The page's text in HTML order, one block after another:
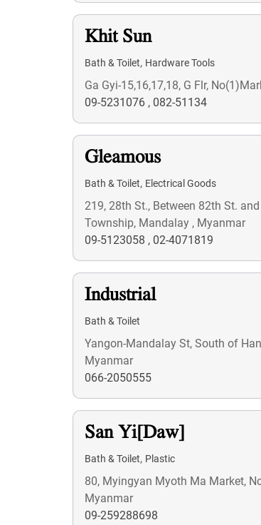
Khit Sun
Bath & Toilet, Hardware Tools
Ga Gyi-15,16,17,18, G Flr,
09-5231076 , 082-51134
Gleamous
Bath & Toilet, Electrical Goods
219, 28th St., Between 82th St.
Township, Mandalay , Myanmar
09-5123058 , 02-4071819
Industrial
Bath & Toilet
Yangon-Mandalay St, South of
Myanmar
066-2050555
San Yi[Daw]
Bath & Toilet, Plastic
80, Myingyan Myoth Ma Market,
Myanmar
09-259288698